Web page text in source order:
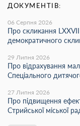
ДОКУМЕНТІВ:
06 Серпня 2026
Про скликання LХХVІІ
демократичного
29 Липня 2026
Про відрахування
Спеціального
27 Липня 2026
Про підвищення
Стрийської міської